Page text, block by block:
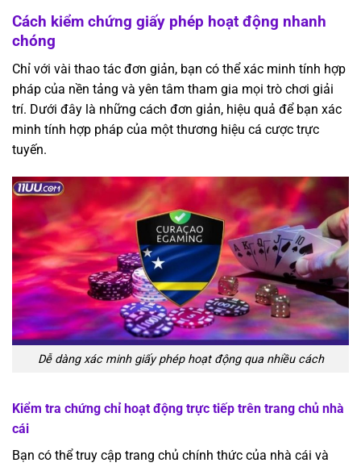
Cách kiểm chứng giấy phép hoạt động nhanh
chóng
Chỉ với vài thao tác đơn giản, bạn có thể xác minh tính hợp
pháp của nền tảng và yên tâm tham gia mọi trò chơi giải
trí. Dưới đây là những cách đơn giản, hiệu quả để bạn xác
minh tính hợp pháp của một thương hiệu cá cược trực
tuyến.
Dễ dàng xác minh giấy phép hoạt động qua nhiều cách
Kiểm tra chứng chỉ hoạt động trực tiếp trên trang chủ nhà
cái
Bạn có thể truy cập trang chủ chính thức của nhà cái và